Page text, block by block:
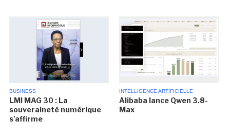
BUSINESS
LMI MAG 30 : La
souveraineté numérique
s'affirme
INTELLIGENCE ARTIFICIELLE
Alibaba lance Qwen 3.8-
Max